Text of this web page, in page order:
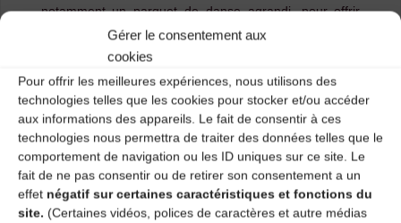
Gérer le consentement aux
cookies
Pour offrir les meilleures expériences, nous utilisons des
technologies telles que les cookies pour stocker et/ou accéder
aux informations des appareils. Le fait de consentir à ces
technologies nous permettra de traiter des données telles que le
comportement de navigation ou les ID uniques sur ce site. Le
fait de ne pas consentir ou de retirer son consentement a un
effet négatif sur certaines caractéristiques et fonctions du
site. (Certaines vidéos, polices de caractères et autre médias
notamment un parquet de danse agrandi, pour offrir
encore plus d’espace, de confort et de plaisir lors des
bals et des soirées.
Nous avons désormais hâte de vous retrouver du 29
juillet au 1er août 2026 pour quatre jours de musique,
de danse, de rencontres et de beaux moments
partagés..